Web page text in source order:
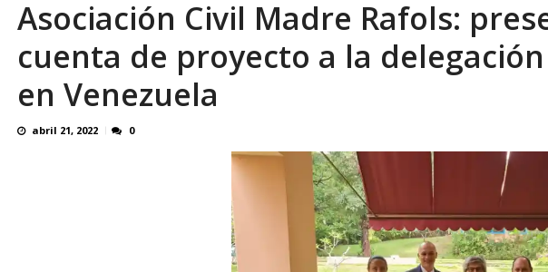
Asociación Civil Madre Rafols:
cuenta de proyecto a la
en Venezuela
abril 21, 2022 0